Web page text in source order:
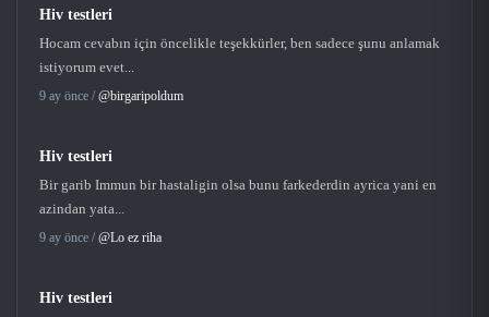
Hiv testleri
Hocam cevabın için öncelikle teşekkürler, ben sadece şunu anlamak
istiyorum evet...
9 ay önce / @birgaripoldum
Hiv testleri
Bir garib Immun bir hastaligin olsa bunu farkederdin ayrica yani en
azindan yata...
9 ay önce / @Lo ez riha
Hiv testleri